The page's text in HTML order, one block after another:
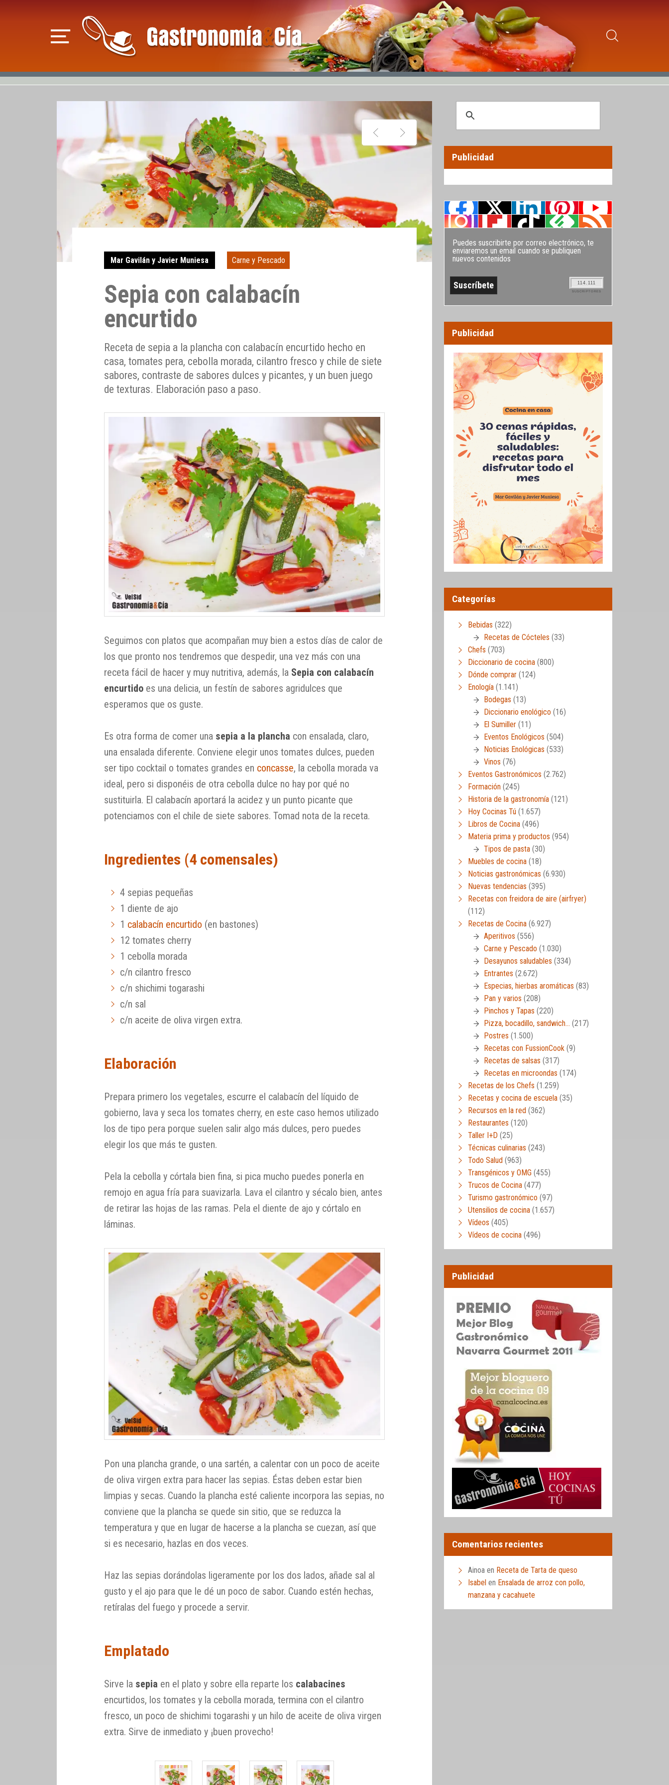
Mar Gavilán y Javier Muniesa Carne y Pescado
Sepia con calabacín
encurtido
Receta de sepia a la plancha con calabacín encurtido hecho en
casa, tomates pera, cebolla morada, cilantro fresco y chile de siete
sabores, contraste de sabores dulces y picantes, y un buen juego
de texturas. Elaboración paso a paso.
Seguimos con platos que acompañan muy bien a estos días de calor de
los que pronto nos tendremos que despedir, una vez más con una
receta fácil de hacer y muy nutritiva, además, la Sepia con calabacín
encurtido es una delicia, un festín de sabores agridulces que
esperamos que os guste.
Es otra forma de comer una sepia a la plancha con ensalada, claro,
una ensalada diferente. Conviene elegir unos tomates dulces, pueden
ser tipo cocktail o tomates grandes en concasse, la cebolla morada va
ideal, pero si disponéis de otra cebolla dulce no hay por qué no
sustituirla. El calabacín aportará la acidez y un punto picante que
potenciamos con el chile de siete sabores. Tomad nota de la receta.
Ingredientes (4 comensales)
4 sepias pequeñas
1 diente de ajo
1 calabacín encurtido (en bastones)
12 tomates cherry
1 cebolla morada
c/n cilantro fresco
c/n shichimi togarashi
c/n sal
c/n aceite de oliva virgen extra.
Elaboración
Prepara primero los vegetales, escurre el calabacín del líquido de
gobierno, lava y seca los tomates cherry, en este caso hemos utilizado
los de tipo pera porque suelen salir algo más dulces, pero puedes
elegir los que más te gusten.
Pela la cebolla y córtala bien fina, si pica mucho puedes ponerla en
remojo en agua fría para suavizarla. Lava el cilantro y sécalo bien, antes
de retirar las hojas de las ramas. Pela el diente de ajo y córtalo en
láminas.
Pon una plancha grande, o una sartén, a calentar con un poco de aceite
de oliva virgen extra para hacer las sepias. Éstas deben estar bien
limpias y secas. Cuando la plancha esté caliente incorpora las sepias, no
conviene que la plancha se quede sin sitio, que se reduzca la
temperatura y que en lugar de hacerse a la plancha se cuezan, así que
si es necesario, hazlas en dos veces.
Haz las sepias dorándolas ligeramente por los dos lados, añade sal al
gusto y el ajo para que le dé un poco de sabor. Cuando estén hechas,
retíralas del fuego y procede a servir.
Emplatado
Sirve la sepia en el plato y sobre ella reparte los calabacines
encurtidos, los tomates y la cebolla morada, termina con el cilantro
fresco, un poco de shichimi togarashi y un hilo de aceite de oliva virgen
extra. Sirve de inmediato y ¡buen provecho!
Publicidad
Puedes suscribirte por correo electrónico, te
enviaremos un email cuando se publiquen
nuevos contenidos
114.111
SUSCRIPTORES
Publicidad
Categorías
Bebidas (322)
Recetas de Cócteles (33)
Chefs (703)
Diccionario de cocina (800)
Dónde comprar (124)
Enología (1.141)
Bodegas (13)
Diccionario enológico (16)
El Sumiller (11)
Eventos Enológicos (504)
Noticias Enológicas (533)
Vinos (76)
Eventos Gastronómicos (2.762)
Formación (245)
Historia de la gastronomía (121)
Hoy Cocinas Tú (1.657)
Libros de Cocina (496)
Materia prima y productos (954)
Tipos de pasta (30)
Muebles de cocina (18)
Noticias gastronómicas (6.930)
Nuevas tendencias (395)
Recetas con freidora de aire (airfryer)
(112)
Recetas de Cocina (6.927)
Aperitivos (556)
Carne y Pescado (1.030)
Desayunos saludables (334)
Entrantes (2.672)
Especias, hierbas aromáticas (83)
Pan y varios (208)
Pinchos y Tapas (220)
Pizza, bocadillo, sandwich… (217)
Postres (1.500)
Recetas con FussionCook (9)
Recetas de salsas (317)
Recetas en microondas (174)
Recetas de los Chefs (1.259)
Recetas y cocina de escuela (35)
Recursos en la red (362)
Restaurantes (120)
Taller I+D (25)
Técnicas culinarias (243)
Todo Salud (963)
Transgénicos y OMG (455)
Trucos de Cocina (477)
Turismo gastronómico (97)
Utensilios de cocina (1.657)
Vídeos (405)
Vídeos de cocina (496)
Publicidad
Comentarios recientes
Ainoa en Receta de Tarta de queso
Isabel en Ensalada de arroz con pollo,
manzana y cacahuete